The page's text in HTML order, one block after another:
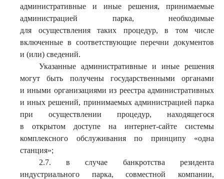
административные и иные решения, принимаемые
администрацией парка, необходимые
для осуществления таких процедур, в том числе
включенные в соответствующие перечни документов
и (или) сведений.
Указанные административные и иные решения
могут быть получены государственными органами
и иными организациями из реестра административных
и иных решений, принимаемых администрацией парка
при осуществлении процедур, находящегося
в открытом доступе на интернет-сайте системы
комплексного обслуживания по принципу «одна
станция»;
2.7. в случае банкротства резидента
индустриального парка, совместной компании,